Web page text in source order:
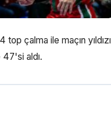
çalma ile maçın yıldızı
aldı.